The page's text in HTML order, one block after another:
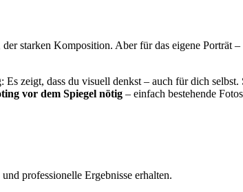
starken Komposition. Aber für das eigene Porträt
Es zeigt, dass du visuell denkst – auch für dich
vor dem Spiegel nötig – einfach bestehende
professionelle Ergebnisse erhalten.